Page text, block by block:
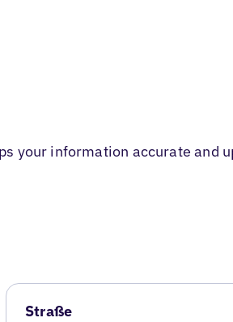
your information accurate and
Straße